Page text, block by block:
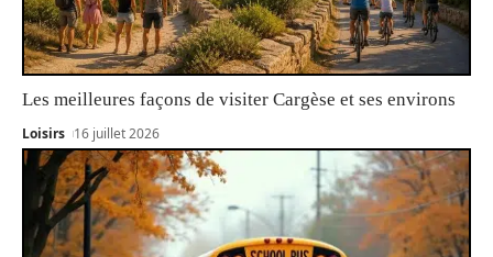
Les meilleures façons de visiter Cargèse et ses environs
Loisirs 16 juillet 2026